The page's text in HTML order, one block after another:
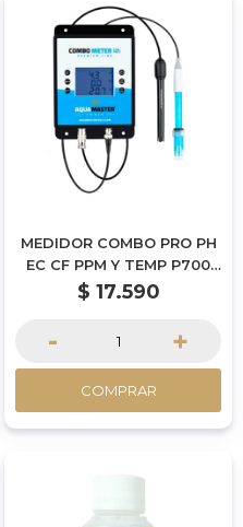
MEDIDOR COMBO PRO PH
EC CF PPM Y TEMP P700
AQUA MASTER TOOLS
$ 17.590
- +
COMPRAR